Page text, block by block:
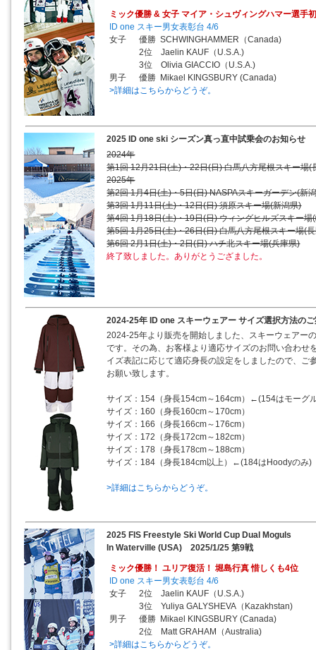
ミック優勝 & 女子 マイア・シュヴィングハマー選手
ID one スキー男女表彰台 4/6
女子 優勝 SCHWINGHAMMER（Canada)
2位 Jaelin KAUF（U.S.A.)
3位 Olivia GIACCIO（U.S.A.)
男子 優勝 Mikael KINGSBURY (Canada)
>詳細はこちらからどうぞ。
2025 ID one ski シーズン真っ直中試乗会のお知らせ
2024年
第1回 12月21日(土)・22日(日) 白馬八方尾根スキー場(
2025年
第2回 1月4日(土)・5日(日) NASPAスキーガーデン(新
第3回 1月11日(土)・12日(日) 須原スキー場(新潟県)
第4回 1月18日(土)・19日(日) ウィングヒルズスキー場
第5回 1月25日(土)・26日(日) 白馬八方尾根スキー場(
第6回 2月1日(土)・2日(日) ハチ北スキー場(兵庫県)
終了致しました。ありがとうござました。
2024-25年 ID one スキーウェアー サイズ選択方法の
2024-25年より販売を開始しました、スキーウェアー
です。その為、お客様より適応サイズのお問い合わせ
イズ表記に応じて適応身長の設定をしましたので、ご
お願い致します。
サイズ：154（身長154cm～164cm）←(154はモーグ
サイズ：160（身長160cm～170cm）
サイズ：166（身長166cm～176cm）
サイズ：172（身長172cm～182cm）
サイズ：178（身長178cm～188cm）
サイズ：184（身長184cm以上）←(184はHoodyのみ)
>詳細はこちらからどうぞ。
2025 FIS Freestyle Ski World Cup Dual Moguls
In Waterville (USA) 2025/1/25 第9戦
ミック優勝！ ユリア復活！ 堀島行真 惜しくも4位
ID one スキー男女表彰台 4/6
女子 2位 Jaelin KAUF（U.S.A.)
3位 Yuliya GALYSHEVA（Kazakhstan)
男子 優勝 Mikael KINGSBURY (Canada)
2位 Matt GRAHAM（Australia)
>詳細はこちらからどうぞ。